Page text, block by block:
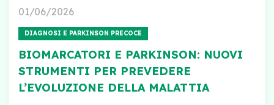
01/06/2026
DIAGNOSI E PARKINSON PRECOCE
BIOMARCATORI E PARKINSON: NUOVI
STRUMENTI PER PREVEDERE
L’EVOLUZIONE DELLA MALATTIA